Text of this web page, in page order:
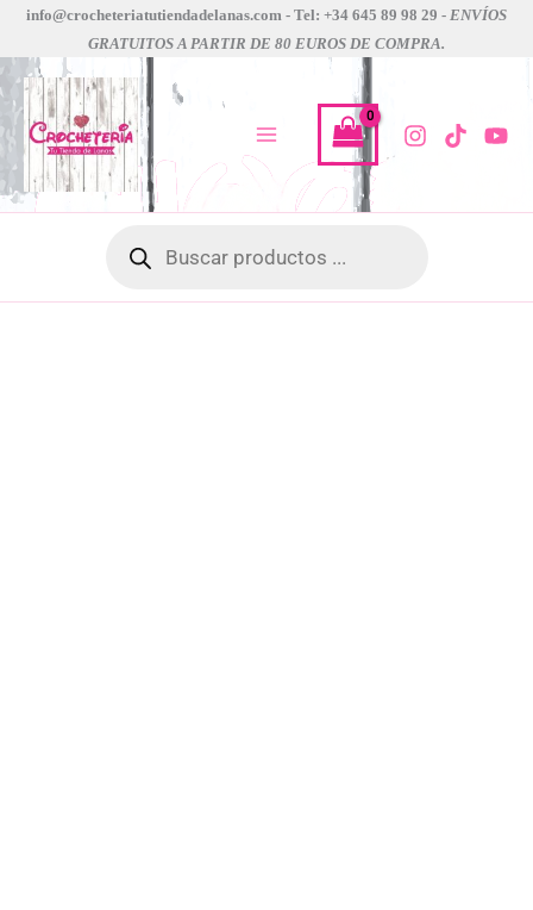
contenido
info@crocheteriatutiendadelanas.com - Tel: +34 645 89 98 29 - ENVÍOS
GRATUITOS A PARTIR DE 80 EUROS DE COMPRA.
productos